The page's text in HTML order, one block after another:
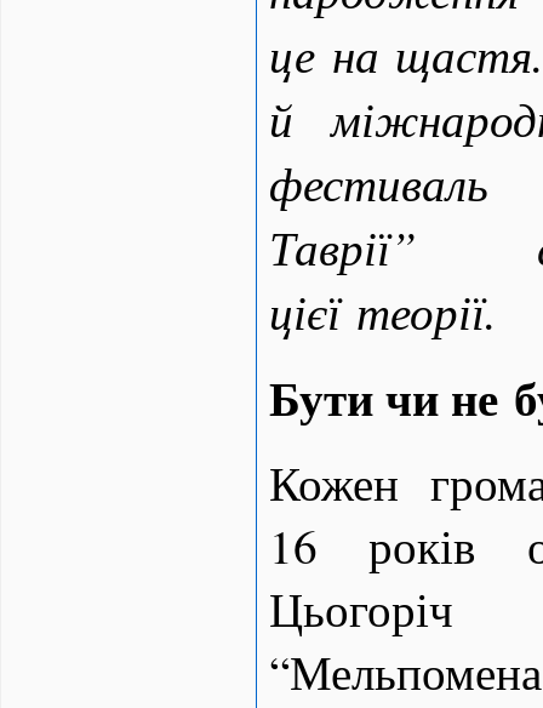
це на
й
Таврії”
цієї теорії.
Бути чи не
Кожен
16 років